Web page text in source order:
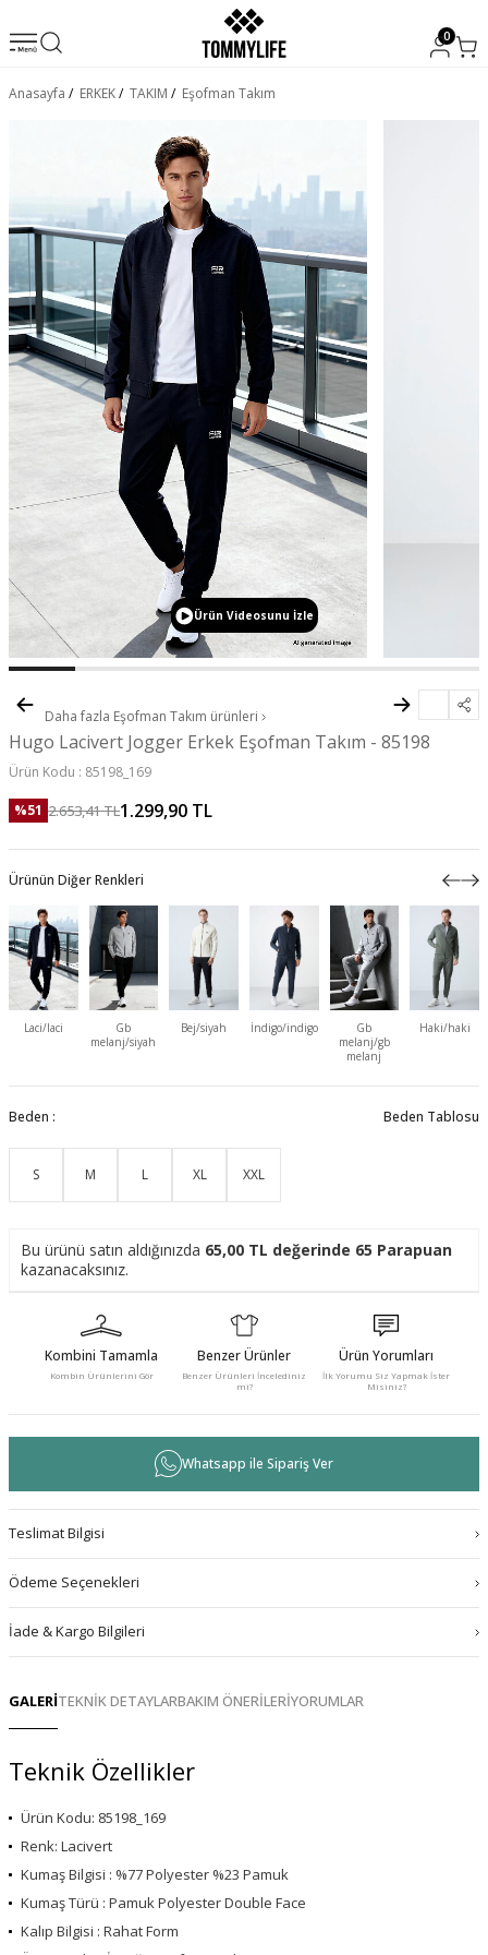
0
Anasayfa / ERKEK/ TAKIM / Eşofman Takım
GALERİTEKNİK DETAYLARBAKIM ÖNERİLERİYORUMLAR
Teknik Özellikler
Ürün Kodu: 85198_169
Renk: Lacivert
Kumaş Bilgisi : %77 Polyester %23 Pamuk
Kumaş Türü : Pamuk Polyester Double Face
Kalıp Bilgisi : Rahat Form
Ürün Videosunu İzle
Daha fazla Eşofman Takım ürünleri
Hugo Lacivert Jogger Erkek Eşofman Takım - 85198
Ürün Kodu : 85198_169
%51 2.653,41TL1.299,90 TL
Ürünün Diğer Renkleri
Laci/laci
Gb
melanj/siyah
Bej/siyah İndigo/indigo
Gb
melanj/gb
melanj
Haki/haki
Beden : Beden Tablosu
S M L XL XXL
Bu ürünü satın aldığınızda 65,00 TL değerinde 65 Parapuan
kazanacaksınız.
Kombini Tamamla
Kombin Ürünlerini Gör
Benzer Ürünler
Benzer Ürünleri İncelediniz
mi?
Ürün Yorumları
İlk Yorumu Siz Yapmak İster
Misiniz?
Whatsapp ile Sipariş Ver
Teslimat Bilgisi
Ödeme Seçenekleri
İade & Kargo Bilgileri